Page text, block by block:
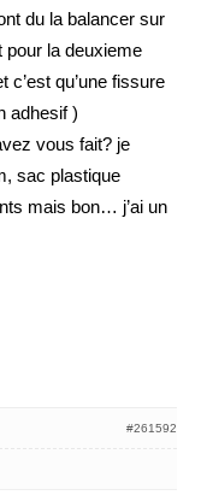
du la balancer sur
la deuxieme
qu’une fissure
adhesif )
vous fait? je
sac plastique
mais bon… j’ai un
#261592